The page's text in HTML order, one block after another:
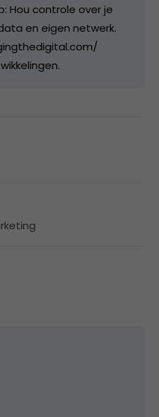
Hou controle over je
en eigen netwerk.